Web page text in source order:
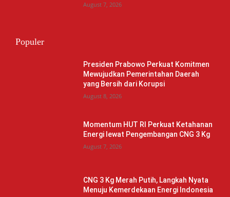
August 7, 2026
Populer
Presiden Prabowo Perkuat Komitmen
Mewujudkan Pemerintahan Daerah
yang Bersih dari Korupsi
August 8, 2026
Momentum HUT RI Perkuat Ketahanan
Energi lewat Pengembangan CNG 3 Kg
August 7, 2026
CNG 3 Kg Merah Putih, Langkah Nyata
Menuju Kemerdekaan Energi Indonesia